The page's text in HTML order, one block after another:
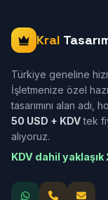
Kral
Türkiye geneline
İşletmenize özel
tasarımını alan adı,
50 USD + KDVtek
alıyoruz.
KDV dahil yaklaşık